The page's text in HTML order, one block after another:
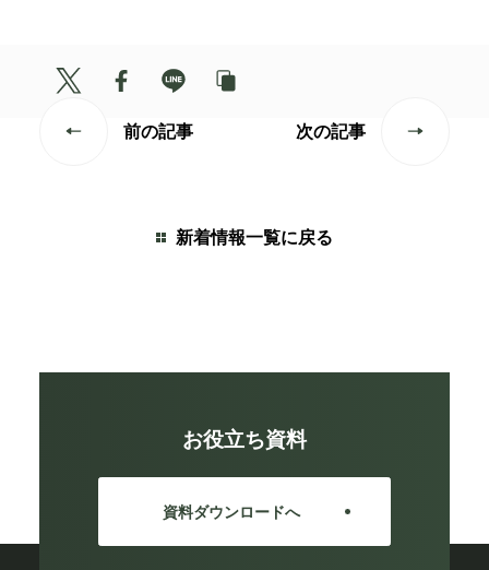
前の記事
新着情報一覧に戻る
次の記事
お役立ち資料
資料ダウンロードへ